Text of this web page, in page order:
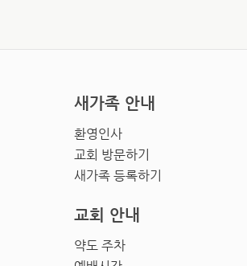
새가족 안내
환영인사
교회 방문하기
새가족 등록하기
교회 안내
약도 주차